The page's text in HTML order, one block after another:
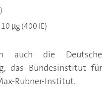
µg (400 IE)
auch die Deutsche
das Bundesinstitut für
Rubner-Institut.